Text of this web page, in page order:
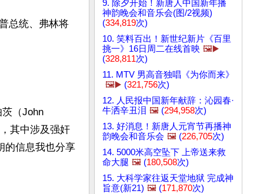
总统、弗林将
（John
其中涉及强奸
的信息我也分享
9. 除夕开始！新唐人中国新年播
神韵晚会和音乐会(图/2视频)
(334,819次)
10. 笑料百出！新世纪新片《百里
挑一》16日周二在线首映 🖼️▶️
(328,811次)
11. MTV 男高音独唱《为你而来》
🖼️▶️ (321,756次)
12. 人民报中国新年献辞：沁园春·
牛洒辛丑泪 🖼️ (294,958次)
13. 好消息！新唐人元宵节再播神
韵晚会和音乐会 🖼️ (226,705次)
14. 5000米高空坠下 上帝送来救
命大腿 🖼️ (180,508次)
15. 大科学家往返天堂地狱 完成神
旨意(新21) 🖼️ (171,870次)